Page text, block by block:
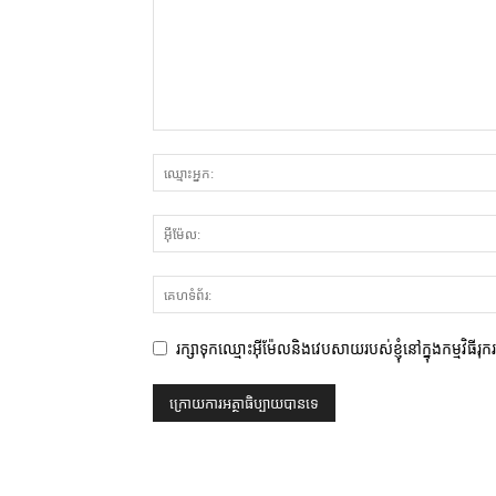
រក្សាទុកឈ្មោះអ៊ីម៉ែលនិងវេបសាយរបស់ខ្ញុំនៅក្នុងកម្មវិធីរុក